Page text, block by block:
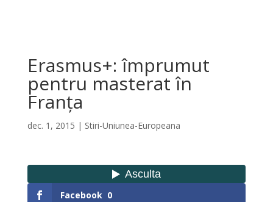
Erasmus+: împrumut
pentru masterat în
Franța
dec. 1, 2015 | Stiri-Uniunea-Europeana
Facebook 0